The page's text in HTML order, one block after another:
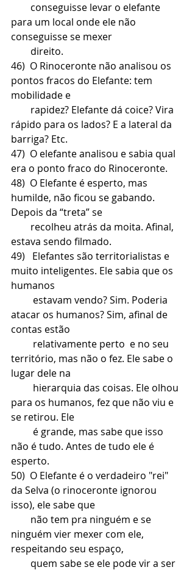
para um local onde ele não
conseguisse se mexer
        direito.
46)  O Rinoceronte não analisou os
pontos fracos do Elefante: tem
mobilidade e
rápido para os lados? E a lateral da
barriga? Etc.
47)  O elefante analisou e sabia qual
era o ponto fraco do Rinoceronte.
48)  O Elefante é esperto, mas
humilde, não ficou se gabando.
Depois da “treta” se
estava sendo filmado.
49)   Elefantes são territorialistas e
muito inteligentes. Ele sabia que os
humanos
atacar os humanos? Sim, afinal de
contas estão
território, mas não o fez. Ele sabe o
lugar dele na
para os humanos, fez que não viu e
se retirou. Ele
não é tudo. Antes de tudo ele é
esperto.
50)  O Elefante é o verdadeiro "rei"
da Selva (o rinoceronte ignorou
isso), ele sabe que
ninguém vier mexer com ele,
respeitando seu espaço,